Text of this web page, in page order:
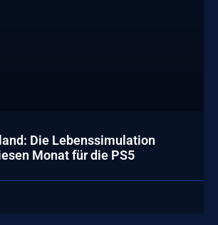
Die Lebenssimulation
Monat für die PS5